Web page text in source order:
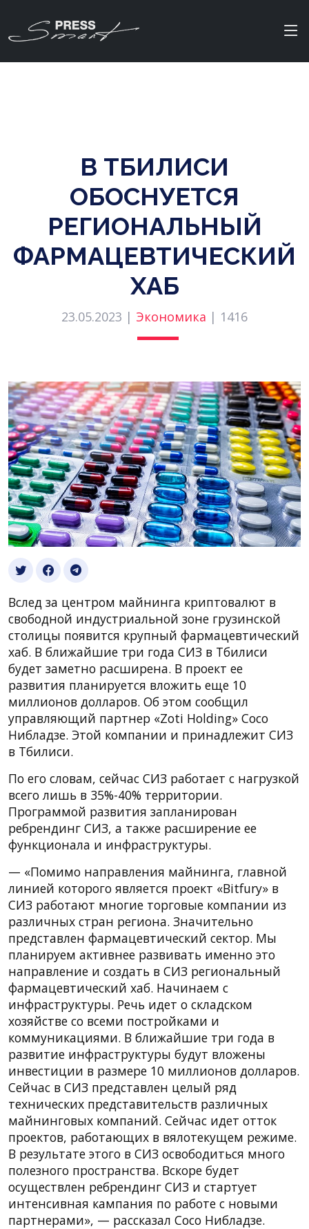
В ТБИЛИСИ
ОБОСНУЕТСЯ
РЕГИОНАЛЬНЫЙ
ФАРМАЦЕВТИЧЕСКИЙ
ХАБ
23.05.2023 | Экономика | 1416
Вслед за центром майнинга криптовалют в
свободной индустриальной зоне грузинской
столицы появится крупный фармацевтический
хаб. В ближайшие три года СИЗ в Тбилиси
будет заметно расширена. В проект ее
развития планируется вложить еще 10
миллионов долларов. Об этом сообщил
управляющий партнер «Zoti Holding» Сосо
Нибладзе. Этой компании и принадлежит СИЗ
в Тбилиси.
По его словам, сейчас СИЗ работает с нагрузкой
всего лишь в 35%-40% территории.
Программой развития запланирован
ребрендинг СИЗ, а также расширение ее
функционала и инфраструктуры.
— «Помимо направления майнинга, главной
линией которого является проект «Bitfury» в
СИЗ работают многие торговые компании из
различных стран региона. Значительно
представлен фармацевтический сектор. Мы
планируем активнее развивать именно это
направление и создать в СИЗ региональный
фармацевтический хаб. Начинаем с
инфраструктуры. Речь идет о складском
хозяйстве со всеми постройками и
коммуникациями. В ближайшие три года в
развитие инфраструктуры будут вложены
инвестиции в размере 10 миллионов долларов.
Сейчас в СИЗ представлен целый ряд
технических представительств различных
майнинговых компаний. Сейчас идет отток
проектов, работающих в вялотекущем режиме.
В результате этого в СИЗ освободиться много
полезного пространства. Вскоре будет
осуществлен ребрендинг СИЗ и стартует
интенсивная кампания по работе с новыми
партнерами», — рассказал Сосо Нибладзе.